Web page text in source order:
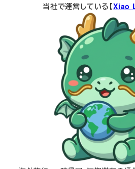
当社で運営している【Xiao